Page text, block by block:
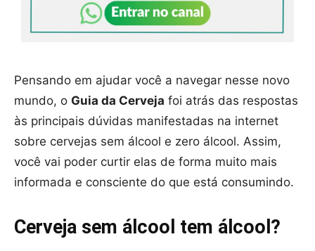
Pensando em ajudar você a navegar nesse novo
mundo, o Guia da Cerveja foi atrás das respostas
às principais dúvidas manifestadas na internet
sobre cervejas sem álcool e zero álcool. Assim,
você vai poder curtir elas de forma muito mais
informada e consciente do que está consumindo.
Cerveja sem álcool tem álcool?